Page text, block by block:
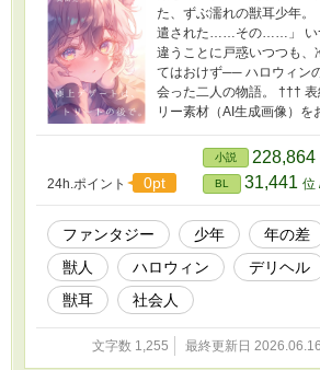
た、ずぶ濡れの獣耳少年。
遣された……その……」 い
違うことに戸惑いつつも、
てはおけず── ハロウィン
会った二人の物語。 †††
リー素材（AI生成画像）を
24h.ポイント 0pt
小説 228,864
BL 31,441 位
ファンタジー 少年 年の差
獣人
ハロウィン デリヘル
獣耳
社会人
文字数 1,255 最終更新日 2026.06.16